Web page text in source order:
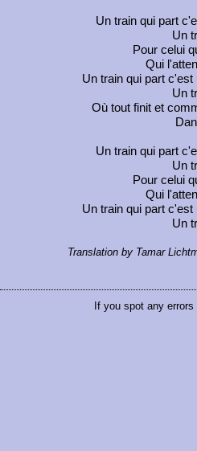
Un train qui part
Un
Pour celui
Qui
Un train qui part
Un
Où tout finit et
Un train qui part
Un
Pour celui
Qui
Un train qui part
Un
Translation by Tamar
If you spot any